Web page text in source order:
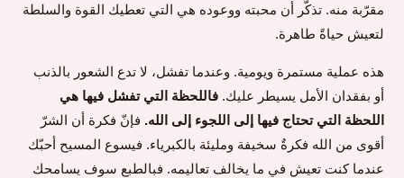
مقرّبة منه. تذكّر أن محبته ووعوده هي التي تعطيك القوة والسلطة
لتعيش حياةً طاهرة.
هذه عملية مستمرة ويومية. وعندما تفشل، لا تدع الشعور بالذنب
أو بفقدان الأمل يسيطر عليك.فاللحظة التي تفشل فيها هي
اللحظة التي تحتاج فيها إلى اللجوء إلى الله. فإنّ فكرة أن الشرّ
أقوى من الله فكرةٌ سخيفة ومليئة بالكبرياء. فيسوع المسيح أحبّك
عندما كنت تعيش في ما يخالف تعاليمه. فبالطبع سوف يسامحك